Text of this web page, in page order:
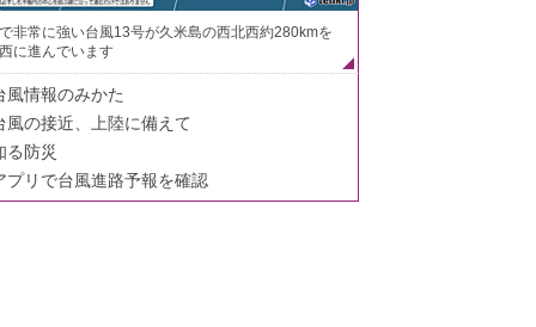
非常に強い台風13号が久米島の西北西約280kmを
に進んでいます
風情報のみかた
風の接近、上陸に備えて
る防災
プリで台風進路予報を確認